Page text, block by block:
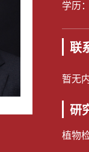
学历
联
暂无
研
植物